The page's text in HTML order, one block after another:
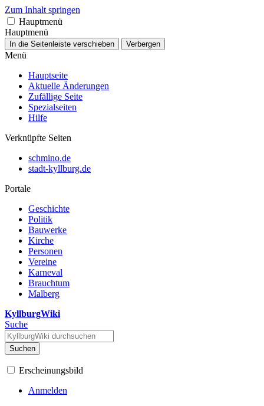
Zum Inhalt springen
Hauptmenü
Hauptmenü
In die Seitenleiste verschieben Verbergen
Menü
Hauptseite
Aktuelle Änderungen
Zufällige Seite
Spezialseiten
Hilfe
Verknüpfte Seiten
schmino.de
stadt-kyllburg.de
Portale
Geschichte
Politik
Bauwerke
Kirche
Personen
Vereine
Karneval
Brauchtum
Malberg
KyllburgWiki
Suche
Suchen
Erscheinungsbild
Anmelden